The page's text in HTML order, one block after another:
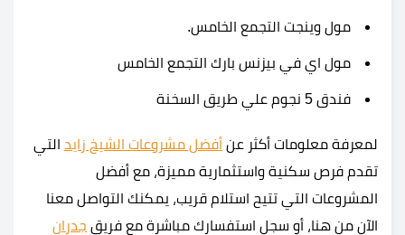
مول وينجت التجمع الخامس.
مول اي في بيزنس بارك التجمع الخامس
فندق 5 نجوم علي طريق السخنة
لمعرفة معلومات أكثر عن أفضل مشروعات الشيخ زايد التي
تقدم فرص سكنية واستثمارية مميزة، مع أفضل
المشروعات التي تتيح استلام قريب، يمكنك التواصل معنا
الآن من هنا، أو سجل استفسارك مباشرة مع فريق جدران